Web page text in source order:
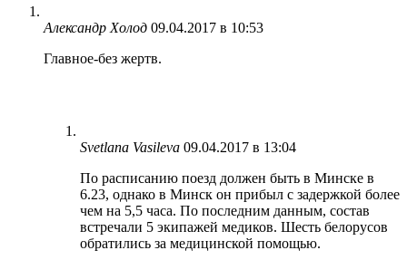
Александр Холод 09.04.2017 в 10:53
Главное-без жертв.
Svetlana Vasileva 09.04.2017 в 13:04
По расписанию поезд должен быть в Минске в
6.23, однако в Минск он прибыл с задержкой более
чем на 5,5 часа. По последним данным, состав
встречали 5 экипажей медиков. Шесть белорусов
обратились за медицинской помощью.